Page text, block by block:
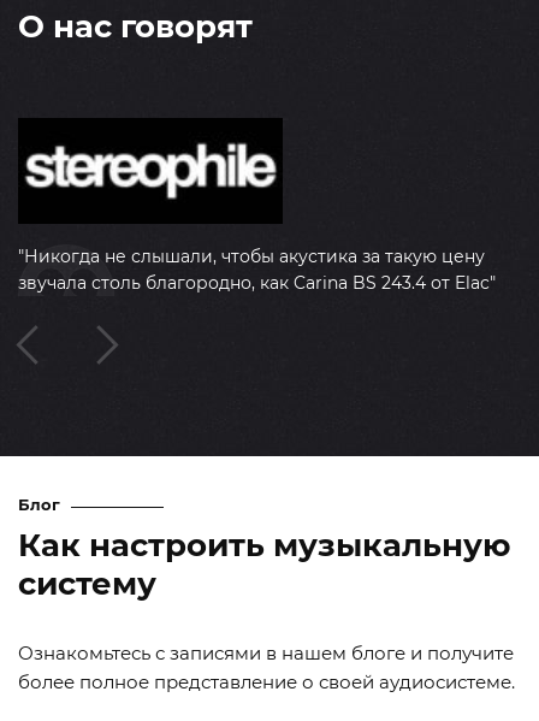
О нас говорят
"Никогда не слышали, чтобы акустика за такую цену
звучала столь благородно, как Carina BS 243.4 от Elac"
Блог
Как настроить музыкальную
систему
Ознакомьтесь с записями в нашем блоге и получите
более полное представление о своей аудиосистеме.